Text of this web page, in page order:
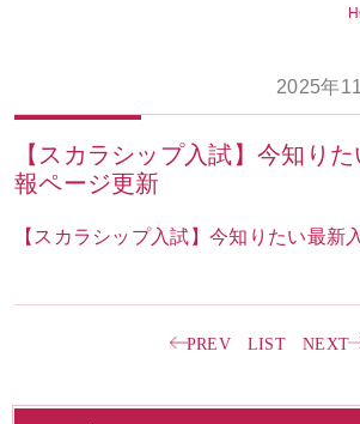
お問い合わせ
2025年
【スカラシップ入試】今知り
報ページ更新
【スカラシップ入試】今知りたい最新
PREV LIST NEXT